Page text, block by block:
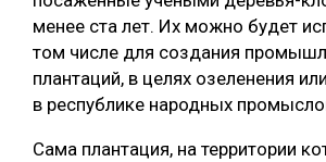
СОРТИРОВКА ДРЕВЕСИНЫ
СУШКА ДРЕВЕСИНЫ
МЕБЕЛЬНОЕ ПРОИЗВОДСТВО
менее ста лет. Их можно будет
том числе для создания
плантаций, в целях озеленения
в республике народных
Сама плантация, на территории